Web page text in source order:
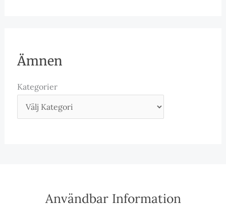
Ämnen
Kategorier
Användbar Information